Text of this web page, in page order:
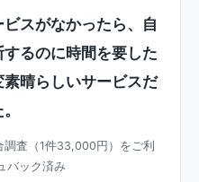
スがなかったら、自
るのに時間を要した
晴らしいサービスだ
査（1件33,000円）をご利
バック済み